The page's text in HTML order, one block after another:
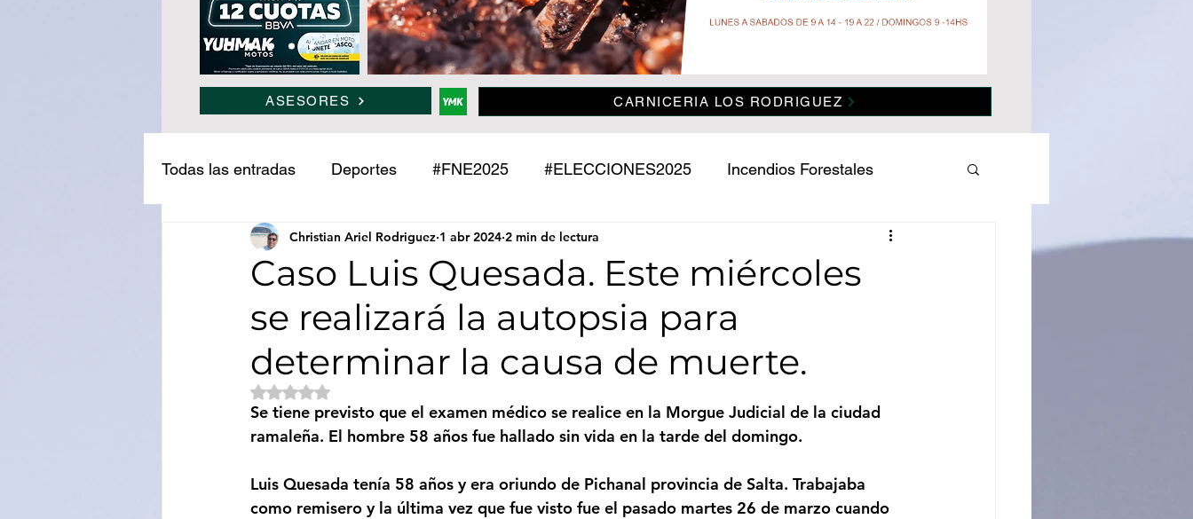
ASESORES CARNICERIA LOS RODRIGUEZ
Todas las entradas Deportes #FNE2025 #ELECCIONES2025 Incendios Forestales
Narcotráfico Ledesma Policiales Jujuy País
Medio ambiente Turismo Mascotas Entrevistas Historias
Sociedad Educación Femicidio Incendios Tenis de Mesa Caimancito
Caso Luis Quesada. Este miércoles
se realizará la autopsia para
determinar la causa de muerte.
Christian Ariel Rodriguez 1 abr 2024 2 min de lectura
Obtuvo NaN de 5 estrellas.
Se tiene previsto que el examen médico se realice en la Morgue Judicial de la ciudad
ramaleña. El hombre 58 años fue hallado sin vida en la tarde del domingo.
Luis Quesada tenía 58 años y era oriundo de Pichanal provincia de Salta. Trabajaba
como remisero y la última vez que fue visto fue el pasado martes 26 de marzo cuando